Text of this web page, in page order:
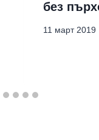
без
11 март 2019